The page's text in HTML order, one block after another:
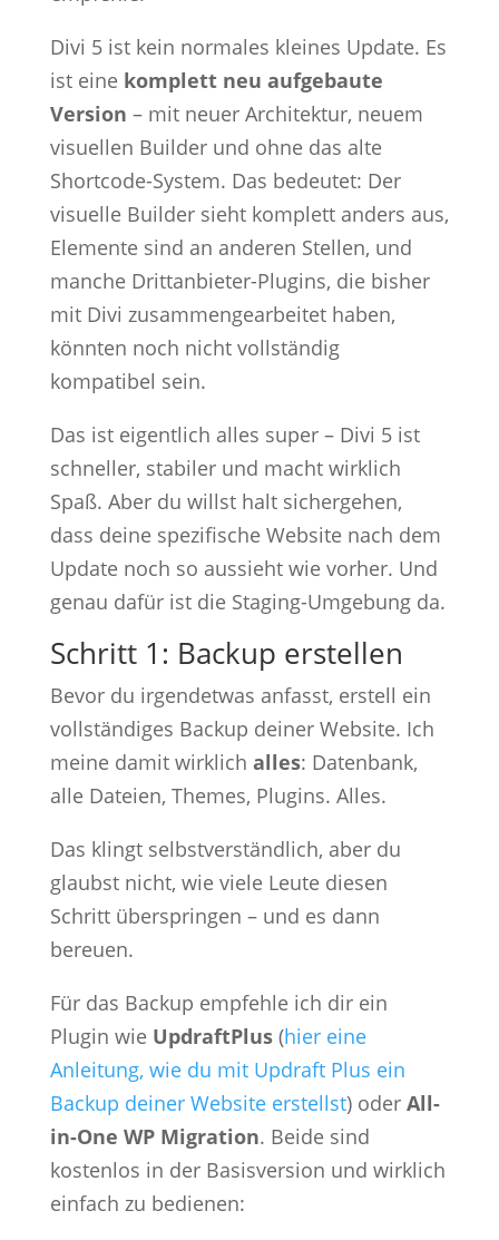
Divi 5 ist kein normales kleines Update. Es
ist eine komplett neu aufgebaute
Version – mit neuer Architektur, neuem
visuellen Builder und ohne das alte
Shortcode-System. Das bedeutet: Der
visuelle Builder sieht komplett anders aus,
Elemente sind an anderen Stellen, und
manche Drittanbieter-Plugins, die bisher
mit Divi zusammengearbeitet haben,
könnten noch nicht vollständig
kompatibel sein.
Das ist eigentlich alles super – Divi 5 ist
schneller, stabiler und macht wirklich
Spaß. Aber du willst halt sichergehen,
dass deine spezifische Website nach dem
Update noch so aussieht wie vorher. Und
genau dafür ist die Staging-Umgebung da.
Schritt 1: Backup erstellen
Bevor du irgendetwas anfasst, erstell ein
vollständiges Backup deiner Website. Ich
meine damit wirklich alles: Datenbank,
alle Dateien, Themes, Plugins. Alles.
Das klingt selbstverständlich, aber du
glaubst nicht, wie viele Leute diesen
Schritt überspringen – und es dann
bereuen.
Für das Backup empfehle ich dir ein
Plugin wie UpdraftPlus(hier eine
Anleitung, wie du mit Updraft Plus ein
Backup deiner Website erstellst) oder All-
in-One WP Migration. Beide sind
kostenlos in der Basisversion und wirklich
einfach zu bedienen: